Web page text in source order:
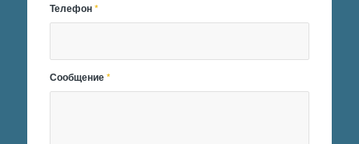
Телефон*
Сообщение*